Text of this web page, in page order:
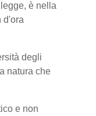
è nella
d'ora
degli
natura che
e non